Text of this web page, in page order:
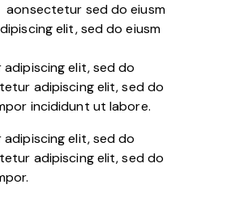
sed do eiusm
elit, sed do eiusm
elit, sed do
adipiscing elit, sed do
incididunt ut labore.
elit, sed do
adipiscing elit, sed do